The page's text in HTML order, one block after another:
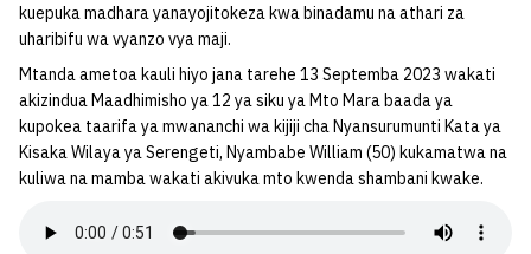
kuepuka madhara yanayojitokeza kwa binadamu na athari za
uharibifu wa vyanzo vya maji.
Mtanda ametoa kauli hiyo jana tarehe 13 Septemba 2023 wakati
akizindua Maadhimisho ya 12 ya siku ya Mto Mara baada ya
kupokea taarifa ya mwananchi wa kijiji cha Nyansurumunti Kata ya
Kisaka Wilaya ya Serengeti, Nyambabe William (50) kukamatwa na
kuliwa na mamba wakati akivuka mto kwenda shambani kwake.